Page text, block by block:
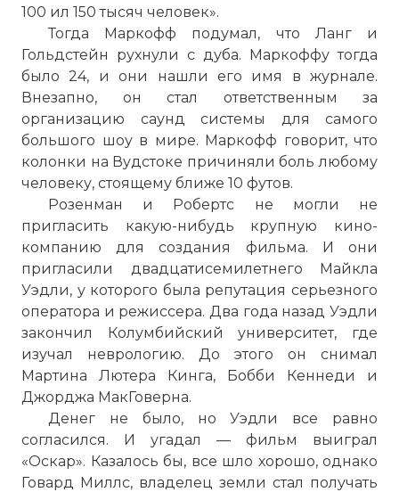
100 ил 150 тысяч человек».
Тогда Маркофф подумал, что Ланг и
Гольдстейн рухнули с дуба. Маркоффу тогда
было 24, и они нашли его имя в журнале.
Внезапно, он стал ответственным за
организацию саунд системы для самого
большого шоу в мире. Маркофф говорит, что
колонки на Вудстоке причиняли боль любому
человеку, стоящему ближе 10 футов.
Розенман и Робертс не могли не
пригласить какую-нибудь крупную кино-
компанию для создания фильма. И они
пригласили двадцатисемилетнего Майкла
Уэдли, у которого была репутация серьезного
оператора и режиссера. Два года назад Уэдли
закончил Колумбийский университет, где
изучал неврологию. До этого он снимал
Мартина Лютера Кинга, Бобби Кеннеди и
Джорджа МакГоверна.
Денег не было, но Уэдли все равно
согласился. И угадал — фильм выиграл
«Оскар». Казалось бы, все шло хорошо, однако
Говард Миллс, владелец земли стал получать